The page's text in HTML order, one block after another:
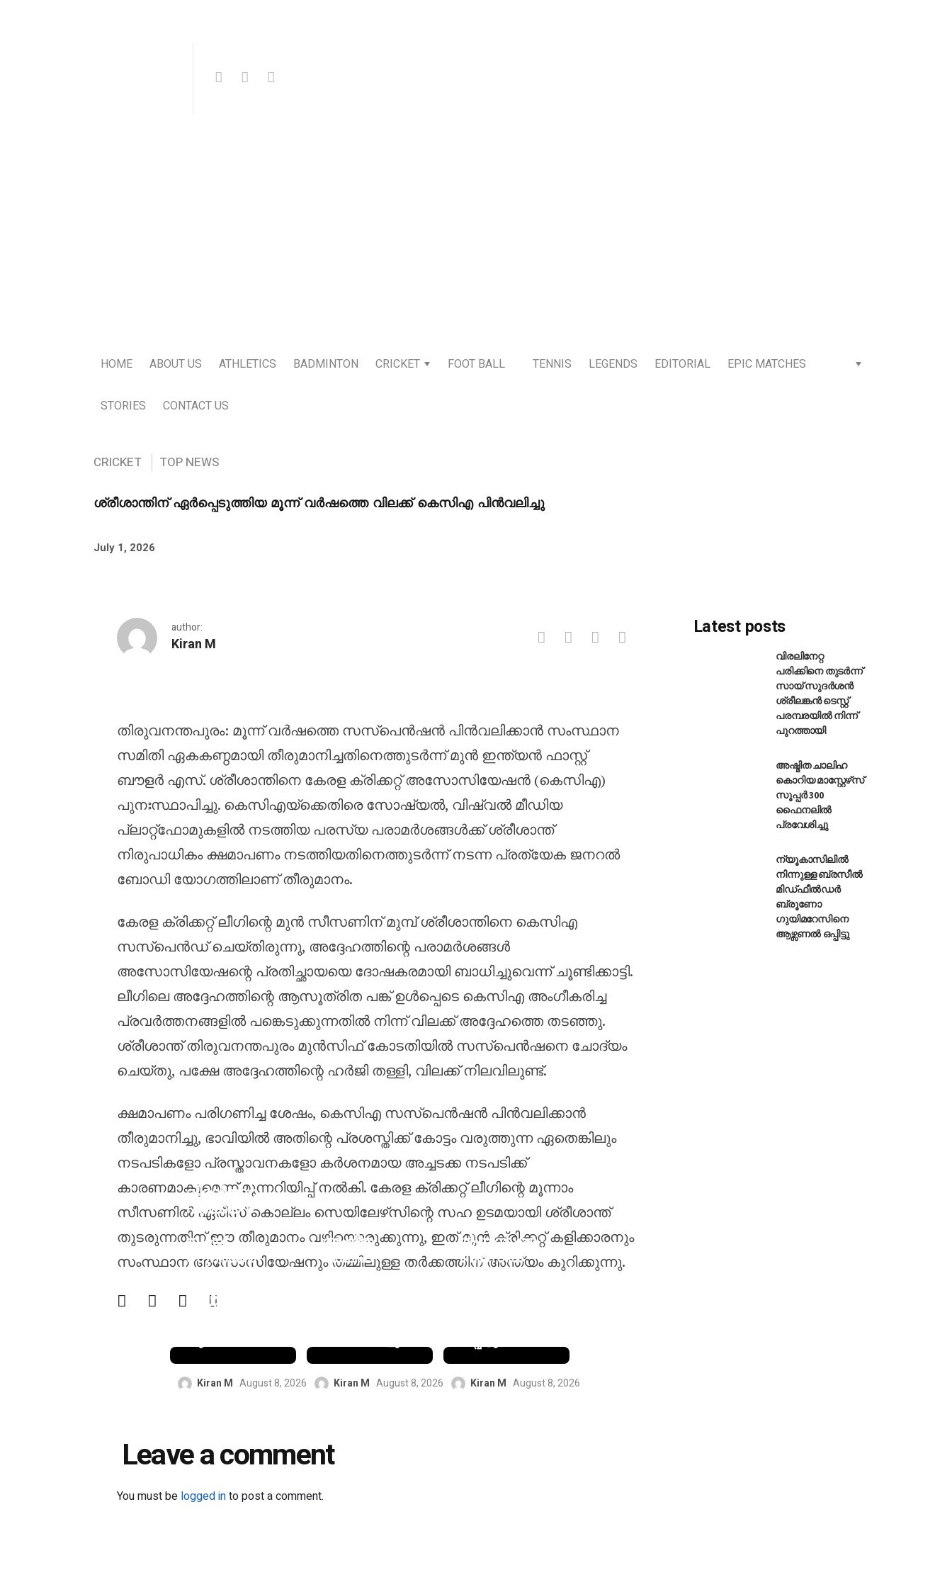
HOME ABOUT US ATHLETICS BADMINTON CRICKET FOOT BALL TENNIS LEGENDS EDITORIAL EPIC MATCHES
STORIES CONTACT US
CRICKET TOP NEWS
ശ്രീശാന്തിന് ഏർപ്പെടുത്തിയ മൂന്ന് വർഷത്തെ വിലക്ക് കെസിഎ പിൻവലിച്ചു
July 1, 2026
author:
Kiran M
ശ്രീശാന്തിന് ഏർപ്പെടുത്തിയ മൂന്ന് വർഷത്തെ വിലക്ക് കെസിഎ പിൻവലിച്ചു
തിരുവനന്തപുരം: മൂന്ന് വർഷത്തെ സസ്‌പെൻഷൻ പിൻവലിക്കാൻ സംസ്ഥാന
സമിതി ഏകകണ്ഠമായി തീരുമാനിച്ചതിനെത്തുടർന്ന് മുൻ ഇന്ത്യൻ ഫാസ്റ്റ്
ബൗളർ എസ്. ശ്രീശാന്തിനെ കേരള ക്രിക്കറ്റ് അസോസിയേഷൻ (കെസിഎ)
പുനഃസ്ഥാപിച്ചു. കെസിഎയ്‌ക്കെതിരെ സോഷ്യൽ, വിഷ്വൽ മീഡിയ
പ്ലാറ്റ്‌ഫോമുകളിൽ നടത്തിയ പരസ്യ പരാമർശങ്ങൾക്ക് ശ്രീശാന്ത്
നിരുപാധികം ക്ഷമാപണം നടത്തിയതിനെത്തുടർന്ന് നടന്ന പ്രത്യേക ജനറൽ
ബോഡി യോഗത്തിലാണ് തീരുമാനം.
കേരള ക്രിക്കറ്റ് ലീഗിന്റെ മുൻ സീസണിന് മുമ്പ് ശ്രീശാന്തിനെ കെസിഎ
സസ്‌പെൻഡ് ചെയ്തിരുന്നു, അദ്ദേഹത്തിന്റെ പരാമർശങ്ങൾ
അസോസിയേഷന്റെ പ്രതിച്ഛായയെ ദോഷകരമായി ബാധിച്ചുവെന്ന് ചൂണ്ടിക്കാട്ടി.
ലീഗിലെ അദ്ദേഹത്തിന്റെ ആസൂത്രിത പങ്ക് ഉൾപ്പെടെ കെസിഎ അംഗീകരിച്ച
പ്രവർത്തനങ്ങളിൽ പങ്കെടുക്കുന്നതിൽ നിന്ന് വിലക്ക് അദ്ദേഹത്തെ തടഞ്ഞു.
ശ്രീശാന്ത് തിരുവനന്തപുരം മുൻസിഫ് കോടതിയിൽ സസ്‌പെൻഷനെ ചോദ്യം
ചെയ്തു, പക്ഷേ അദ്ദേഹത്തിന്റെ ഹർജി തള്ളി, വിലക്ക് നിലവിലുണ്ട്.
ക്ഷമാപണം പരിഗണിച്ച ശേഷം, കെസിഎ സസ്‌പെൻഷൻ പിൻവലിക്കാൻ
തീരുമാനിച്ചു, ഭാവിയിൽ അതിന്റെ പ്രശസ്തിക്ക് കോട്ടം വരുത്തുന്ന ഏതെങ്കിലും
നടപടികളോ പ്രസ്താവനകളോ കർശനമായ അച്ചടക്ക നടപടിക്ക്
കാരണമാകുമെന്ന് മുന്നറിയിപ്പ് നൽകി. കേരള ക്രിക്കറ്റ് ലീഗിന്റെ മൂന്നാം
സീസണിൽ ഏരീസ് കൊല്ലം സെയിലേഴ്‌സിന്റെ സഹ ഉടമയായി ശ്രീശാന്ത്
തുടരുന്നതിന് ഈ തീരുമാനം വഴിയൊരുക്കുന്നു, ഇത് മുൻ ക്രിക്കറ്റ് കളിക്കാരനും
സംസ്ഥാന അസോസിയേഷനും തമ്മിലുള്ള തർക്കത്തിന് അന്ത്യം കുറിക്കുന്നു.
വിരലിനേറ്റ
പരിക്കിനെ
തുടർന്ന്
സായ്
സുദർശൻ
ശ്രീലങ്കൻ
പരമ്പരയിൽ
Kiran M August 8, 2026
അഷ്മിത
ചാലിഹ
കൊറിയ
Kiran M August 8, 2026
ന്യൂകാസിലി
ൽ നിന്നുള്ള
ബ്രസീൽ
മിഡ്ഫീൽഡ
Kiran M August 8, 2026
Leave a comment
You must be logged into post a comment.
Latest posts
വിരലിനേറ്റ
പരിക്കിനെ തുടർന്ന്
സായ് സുദർശൻ
ശ്രീലങ്കൻ ടെസ്റ്റ്
പരമ്പരയിൽ നിന്ന്
പുറത്തായി
അഷ്മിത ചാലിഹ
കൊറിയ മാസ്റ്റേഴ്‌സ്
സൂപ്പർ 300
ഫൈനലിൽ
പ്രവേശിച്ചു
ന്യൂകാസിലിൽ
നിന്നുള്ള ബ്രസീൽ
മിഡ്ഫീൽഡർ
ബ്രൂണോ
ഗുയിമറേസിനെ
ആഴ്സണൽ ഒപ്പിട്ടു